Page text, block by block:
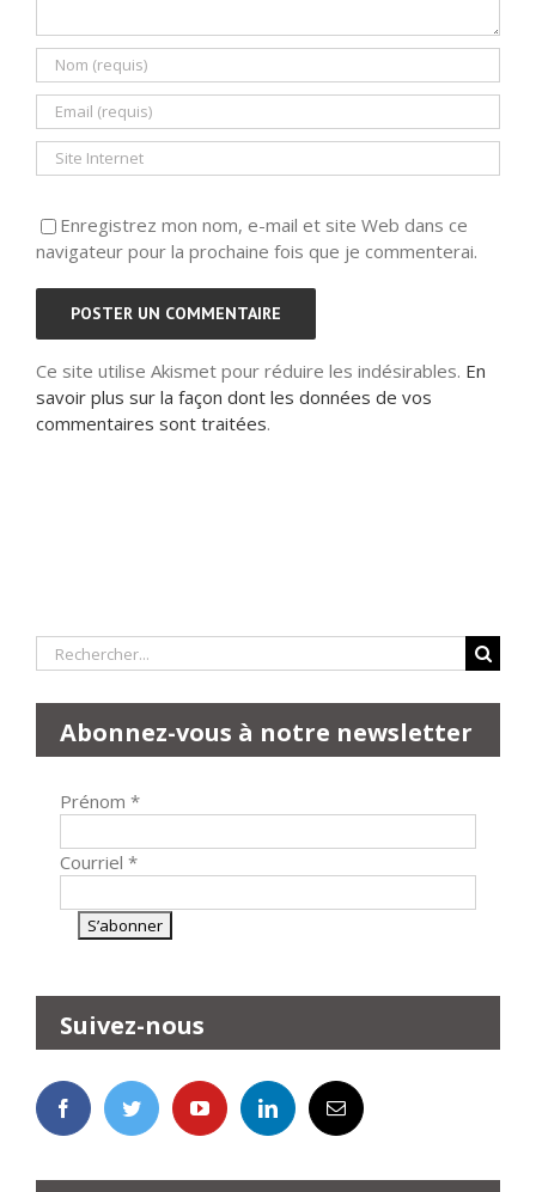
Enregistrez mon nom, e-mail et site Web dans ce
navigateur pour la prochaine fois que je commenterai.
Ce site utilise Akismet pour réduire les indésirables. En
savoir plus sur la façon dont les données de vos
commentaires sont traitées.
Rechercher:
Abonnez-vous à notre newsletter
Prénom *
Courriel *
Suivez-nous